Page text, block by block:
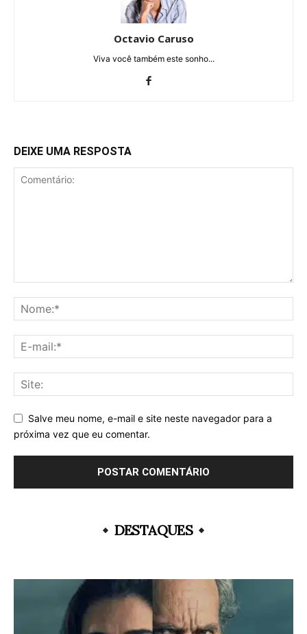
Octavio Caruso
Viva você também este sonho...
DEIXE UMA RESPOSTA
Salve meu nome, e-mail e site neste navegador para a
próxima vez que eu comentar.
DESTAQUES